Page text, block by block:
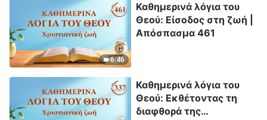
6:46
Καθημερινά λόγια του
Θεού: Είσοδος στη ζωή |
Απόσπασμα 461
Καθημερινά λόγια του
Θεού: Εκθέτοντας τη
διαφθορά της